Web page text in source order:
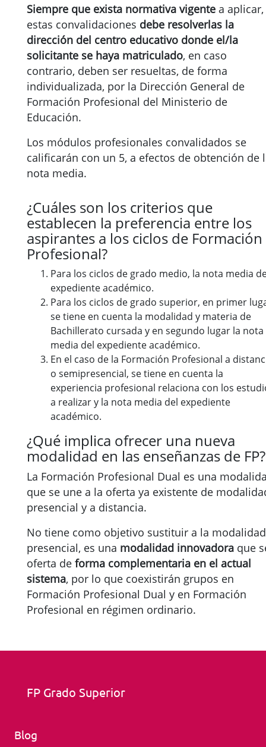
Siempre que exista normativa vigente a aplicar,
estas convalidaciones debe resolverlas la
dirección del centro educativo donde el/la
solicitante se haya matriculado, en caso
contrario, deben ser resueltas, de forma
individualizada, por la Dirección General de
Formación Profesional del Ministerio de
Educación.
Los módulos profesionales convalidados se
calificarán con un 5, a efectos de obtención de
nota media.
¿Cuáles son los criterios que
establecen la preferencia entre los
aspirantes a los ciclos de Formación
Profesional?
Para los ciclos de grado medio, la nota media
expediente académico.
Para los ciclos de grado superior, en primer
se tiene en cuenta la modalidad y materia de
Bachillerato cursada y en segundo lugar la nota
media del expediente académico.
En el caso de la Formación Profesional a
o semipresencial, se tiene en cuenta la
experiencia profesional relaciona con los
a realizar y la nota media del expediente
académico.
¿Qué implica ofrecer una nueva
modalidad en las enseñanzas de FP?
La Formación Profesional Dual es una
que se une a la oferta ya existente de
presencial y a distancia.
No tiene como objetivo sustituir a la modalidad
presencial, es una modalidad innovadora que
oferta de forma complementaria en el actual
sistema, por lo que coexistirán grupos en
Formación Profesional Dual y en Formación
Profesional en régimen ordinario.
FP Grado Superior
Blog